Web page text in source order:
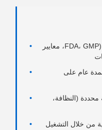
الامتثال للوائح الخاصة بالصناعة (FDA، GMP، معايير
عام على
(النظافة،
من خلال التشغيل